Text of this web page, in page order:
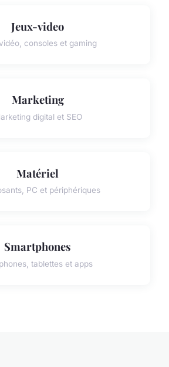
Jeux-video
consoles et gaming
Marketing
digital et SEO
Matériel
PC et périphériques
Smartphones
tablettes et apps